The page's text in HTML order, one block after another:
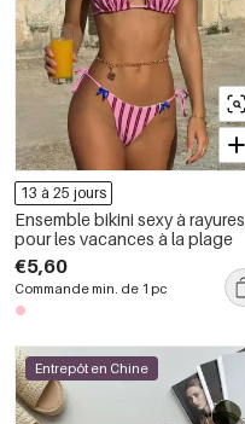
13 à 25 jours
Ensemble bikini sexy à rayures
pour les vacances à la plage
€5,60
Commande min. de 1 pc
Entrepôt en Chine